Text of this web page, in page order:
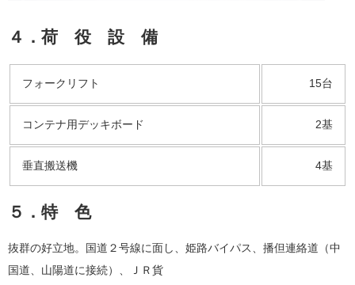
４．荷 役 設 備
フォークリフト 15台
コンテナ用デッキボード 2基
垂直搬送機 4基
５．特 色
抜群の好立地。国道２号線に面し、姫路バイパス、播但連絡道（中
国道、山陽道に接続）、ＪＲ貨